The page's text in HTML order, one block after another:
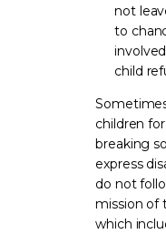
not
to
child
children
breaking
express
do not
mission of
which